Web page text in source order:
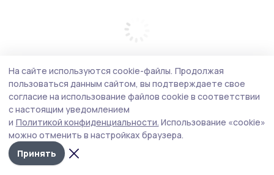
На сайте используются cookie-файлы. Продолжая
пользоваться данным сайтом, вы подтверждаете свое
согласие на использование файлов cookie в соответствии
с настоящим уведомлением
и Политикой конфиденциальности. Использование «cookie»
можно отменить в настройках браузера.
Принять